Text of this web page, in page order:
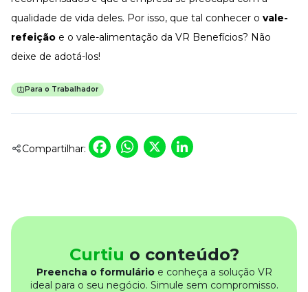
qualidade de vida deles. Por isso, que tal conhecer o vale-
refeição e o vale-alimentação da VR Benefícios? Não
deixe de adotá-los!
Para o Trabalhador
Compartilhar: Facebook
WhatsApp
X
Curtiu o conteúdo?
Preencha o formulárioe conheça a solução VR
ideal para o seu negócio. Simule sem compromisso.